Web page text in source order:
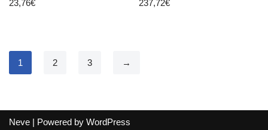
Teppich Creme Beige
23,76€
Bad Möbel Malea 2-
237,72€
1 2 3 →
Neve | Powered by WordPress